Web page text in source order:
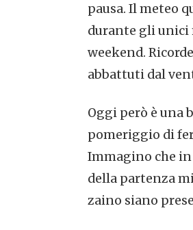
pausa. Il meteo
durante gli unici
weekend.
abbattuti dal
Oggi però è una
pomeriggio di
Immagino che
della partenza
zaino siano